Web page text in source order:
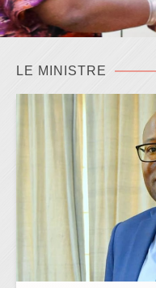
LE MINISTRE